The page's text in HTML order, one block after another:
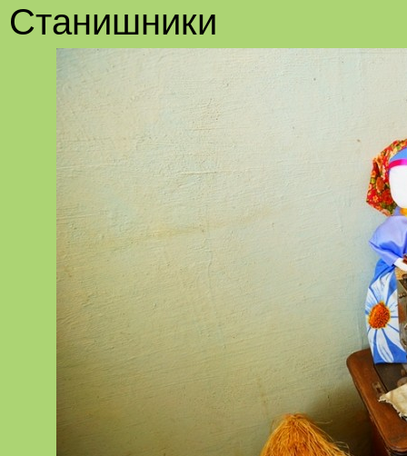
Станишники